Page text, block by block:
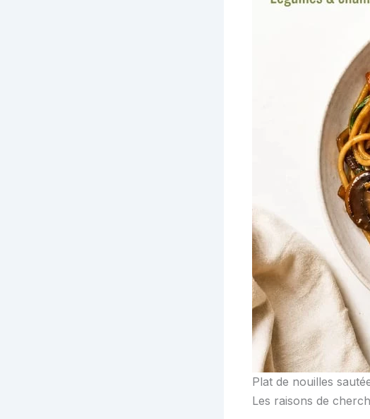
Plat de nouilles
Les raisons de